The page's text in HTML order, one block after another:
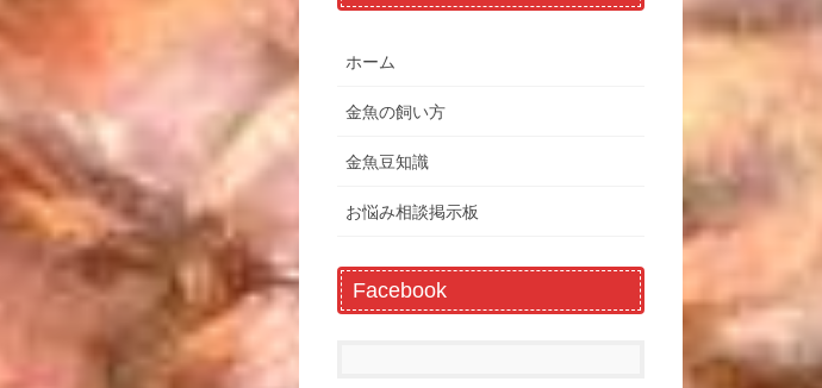
ホーム
金魚の飼い方
金魚豆知識
お悩み相談掲示板
Facebook